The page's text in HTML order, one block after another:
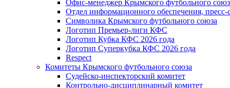
Офис-менеджер Крымского футбольного
Отдел информационного обеспечения, пресс-
Символика Крымского футбольного союза
Логотип Премьер-лиги КФС
Логотип Кубка КФС 2026 года
Логотип Суперкубка КФС 2026 года
Respect
Комитеты Крымского футбольного союза
Судейско-инспекторский комитет
Контрольно-дисциплинарный комитет